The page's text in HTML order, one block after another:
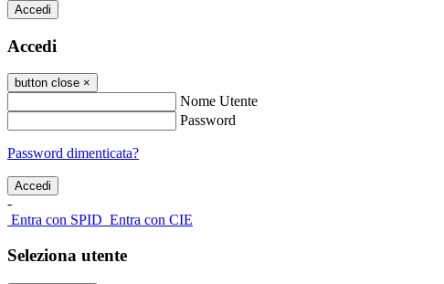
Accedi
Accedi
button close ×
Nome Utente
Password
Password dimenticata?
-
Entra con SPID Entra con CIE
Seleziona utente